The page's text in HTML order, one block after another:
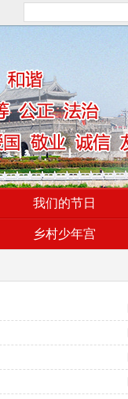
我们的节日
乡村少年宫